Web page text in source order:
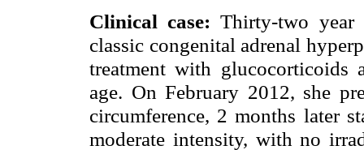
Clinical case:Thirty-two
classic congenital adrenal
treatment with glucocorticoids
age. On February 2012, she
circumference, 2 months later
moderate intensity, with no